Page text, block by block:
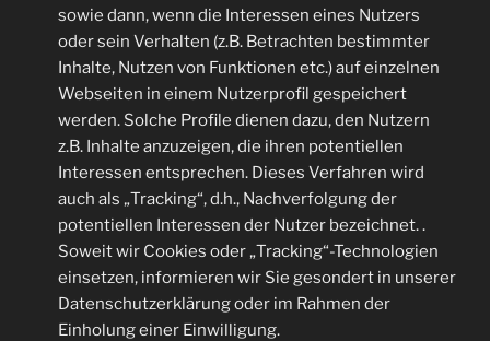
sowie dann, wenn die Interessen eines Nutzers
oder sein Verhalten (z.B. Betrachten bestimmter
Inhalte, Nutzen von Funktionen etc.) auf einzelnen
Webseiten in einem Nutzerprofil gespeichert
werden. Solche Profile dienen dazu, den Nutzern
z.B. Inhalte anzuzeigen, die ihren potentiellen
Interessen entsprechen. Dieses Verfahren wird
auch als „Tracking“, d.h., Nachverfolgung der
potentiellen Interessen der Nutzer bezeichnet. .
Soweit wir Cookies oder „Tracking“-Technologien
einsetzen, informieren wir Sie gesondert in unserer
Datenschutzerklärung oder im Rahmen der
Einholung einer Einwilligung.